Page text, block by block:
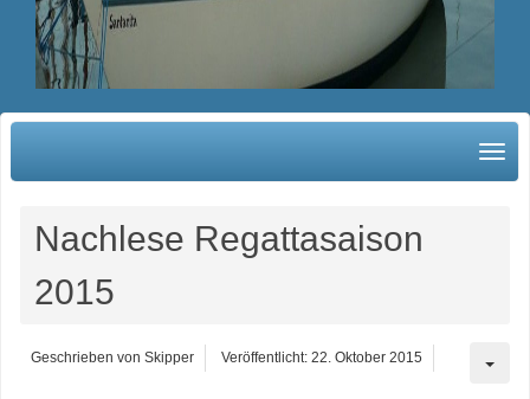
Nachlese Regattasaison
2015
Geschrieben von Skipper Veröffentlicht: 22. Oktober 2015